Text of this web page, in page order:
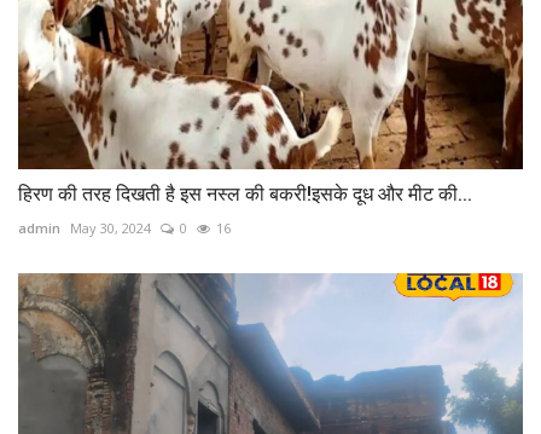
हिरण की तरह दिखती है इस नस्ल की बकरी!इसके दूध और मीट की...
admin May 30, 2024 0 16